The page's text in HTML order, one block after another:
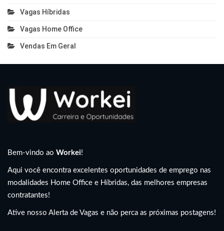
Vagas Híbridas
Vagas Home Office
Vendas Em Geral
Bem-vindo ao Workei!
Aqui você encontra excelentes oportunidades de emprego nas
modalidades Home Office e Híbridas, das melhores empresas
contratantes!
Ative nosso Alerta de Vagas e não perca as próximas postagens!